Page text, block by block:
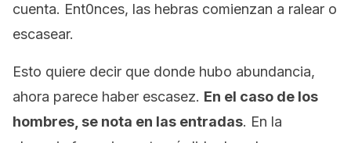
cuenta. Ent0nces, las hebras comienzan a ralear o
escasear.
Esto quiere decir que donde hubo abundancia,
ahora parece haber escasez. En el caso de los
hombres, se nota en las entradas. En la